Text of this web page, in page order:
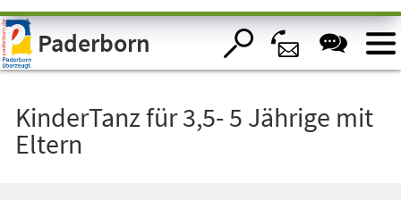
Visuelle
Assistenzsoftware
öffnen.Paderborn
KinderTanz für 3,5- 5 Jährige mit
Eltern